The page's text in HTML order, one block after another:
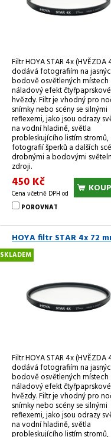
Filtr HOYA STAR 4x (HVĚZDA
dodává fotografiím na
bodově osvětlených místech
náladový efekt čtyřpaprskové
hvězdy. Filtr je vhodný pro
snímky nebo scény se silnými
reflexemi, jako jsou odrazy
na vodní hladině, světla
probleskujícího listím stromů,
fotografií šperků a dalších
drobnými a bodovými
zdroji.
450 Kč
Cena včetně DPH od
POROVNAT
HOYA filtr STAR 4x 72
SKLADEM
Filtr HOYA STAR 4x (HVĚZDA
dodává fotografiím na
bodově osvětlených místech
náladový efekt čtyřpaprskové
hvězdy. Filtr je vhodný pro
snímky nebo scény se silnými
reflexemi, jako jsou odrazy
na vodní hladině, světla
probleskujícího listím stromů,